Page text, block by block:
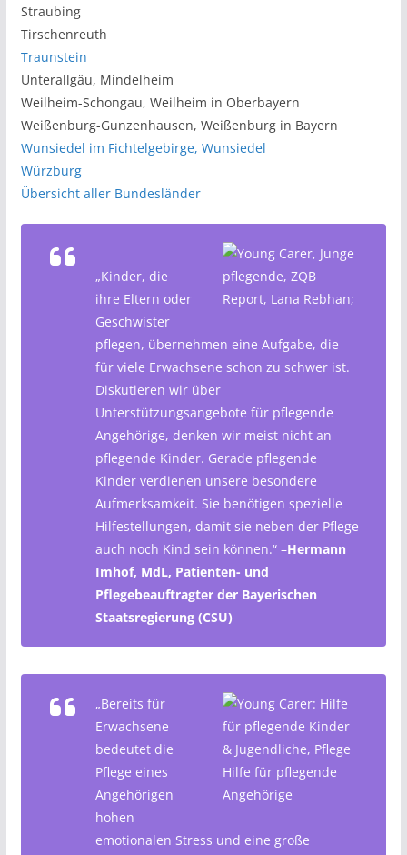
Straubing
Tirschenreuth
Traunstein
Unterallgäu, Mindelheim
Weilheim-Schongau, Weilheim in Oberbayern
Weißenburg-Gunzenhausen, Weißenburg in Bayern
Wunsiedel im Fichtelgebirge, Wunsiedel
Würzburg
Übersicht aller Bundesländer
„Kinder, die
ihre Eltern oder
Geschwister
pflegen, übernehmen eine Aufgabe, die
für viele Erwachsene schon zu schwer ist.
Diskutieren wir über
Unterstützungsangebote für pflegende
Angehörige, denken wir meist nicht an
pflegende Kinder. Gerade pflegende
Kinder verdienen unsere besondere
Aufmerksamkeit. Sie benötigen spezielle
Hilfestellungen, damit sie neben der Pflege
auch noch Kind sein können.“ –Hermann
Imhof, MdL, Patienten- und
Pflegebeauftragter der Bayerischen
Staatsregierung (CSU)
„Bereits für
Erwachsene
bedeutet die
Pflege eines
Angehörigen
hohen
emotionalen Stress und eine große